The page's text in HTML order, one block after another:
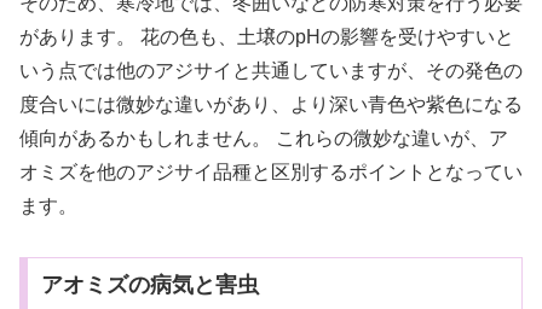
があります。 花の色も、土壌のpHの影響を受けやすいと
いう点では他のアジサイと共通していますが、その発色の
度合いには微妙な違いがあり、より深い青色や紫色になる
傾向があるかもしれません。 これらの微妙な違いが、ア
オミズを他のアジサイ品種と区別するポイントとなってい
ます。
アオミズの病気と害虫